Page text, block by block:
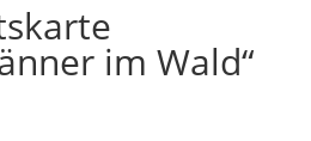
im Wald“